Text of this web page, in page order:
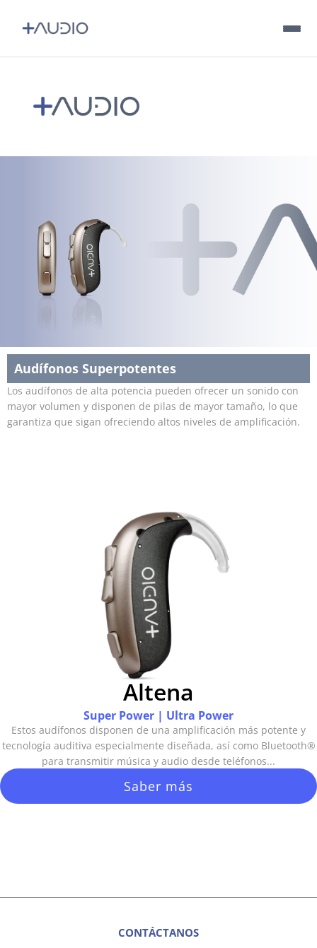
Audífonos Superpotentes
Los audífonos de alta potencia pueden ofrecer un sonido con
mayor volumen y disponen de pilas de mayor tamaño, lo que
garantiza que sigan ofreciendo altos niveles de amplificación.
Altena
Super Power | Ultra Power
Estos audífonos disponen de una amplificación más potente y
tecnología auditiva especialmente diseñada, así como Bluetooth®
para transmitir música y audio desde teléfonos...
Saber más
CONTÁCTANOS